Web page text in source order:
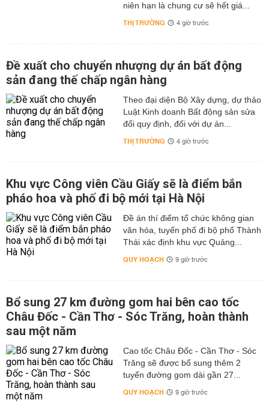
niên hạn là chung cư sẽ hết giá...
THỊ TRƯỜNG 4 giờ trước
Đề xuất cho chuyển nhượng dự án bất động
sản đang thế chấp ngân hàng
Theo đại diện Bộ Xây dựng, dự thảo
Luật Kinh doanh Bất động sản sửa
đổi quy định, đối với dự án...
THỊ TRƯỜNG 4 giờ trước
Khu vực Công viên Cầu Giấy sẽ là điểm bắn
pháo hoa và phố đi bộ mới tại Hà Nội
Đề án thí điểm tổ chức không gian
văn hóa, tuyến phố đi bộ phố Thành
Thái xác định khu vực Quảng...
QUY HOẠCH 9 giờ trước
Bổ sung 27 km đường gom hai bên cao tốc
Châu Đốc - Cần Thơ - Sóc Trăng, hoàn thành
sau một năm
Cao tốc Châu Đốc - Cần Thơ - Sóc
Trăng sẽ được bổ sung thêm 2
tuyến đường gom dài gần 27...
QUY HOẠCH 9 giờ trước